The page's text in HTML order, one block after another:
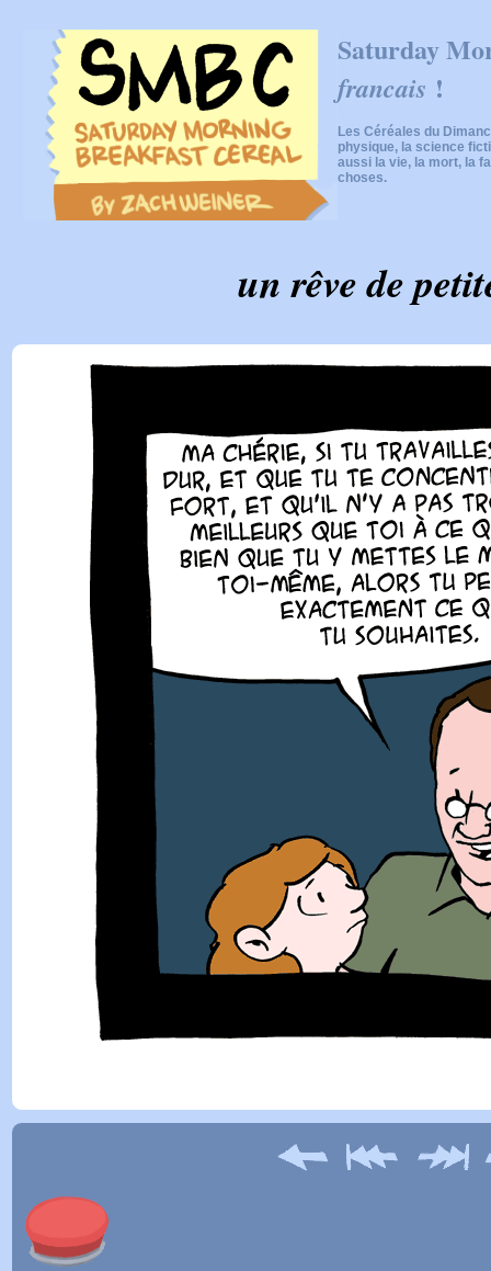
Saturday
francais !
Les Céréales du
physique, la science
aussi la vie, la mort, la
choses.
un rêve de